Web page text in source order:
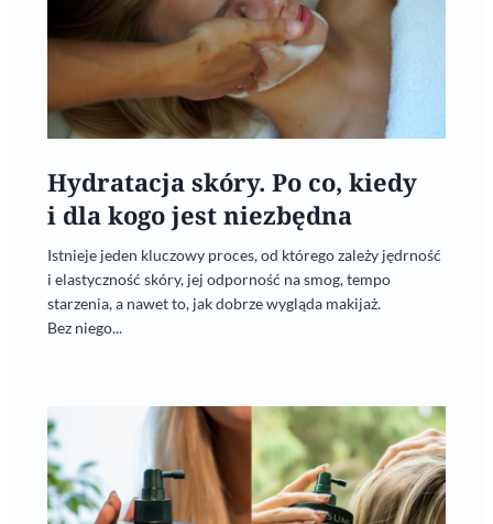
Hydratacja skóry. Po co, kiedy
i dla kogo jest niezbędna
Istnieje jeden kluczowy proces, od którego zależy jędrność
i elastyczność skóry, jej odporność na smog, tempo
starzenia, a nawet to, jak dobrze wygląda makijaż.
Bez niego...